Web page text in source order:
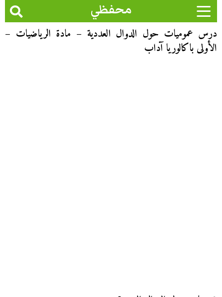
محفظي
درس عموميات حول الدوال العددية – مادة الرياضيات –
الأولى باكالوريا آداب